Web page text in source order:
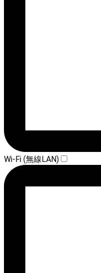
Wi-Fi (無線LAN)